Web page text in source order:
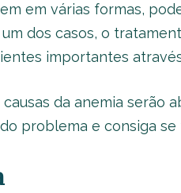
em várias formas,
um dos casos, o
importantes
da anemia serão
problema e consiga